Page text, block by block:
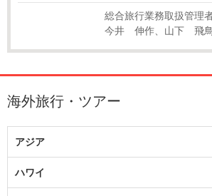
総合旅行業務取扱管理
今井 伸作、山下 飛
海外旅行・ツアー
アジア
ハワイ